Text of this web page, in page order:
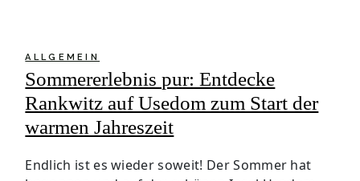
ALLGEMEIN
Sommererlebnis pur: Entdecke
Rankwitz auf Usedom zum Start der
warmen Jahreszeit
Endlich ist es wieder soweit! Der Sommer hat